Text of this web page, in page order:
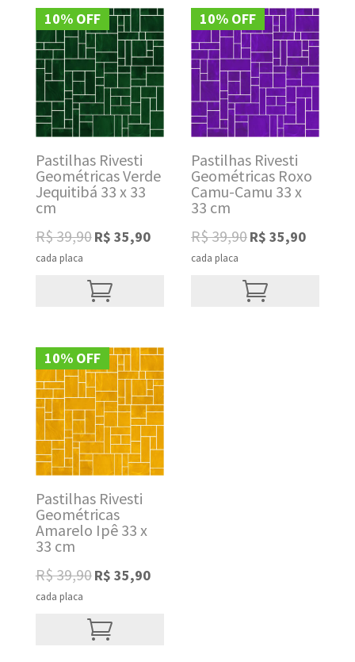
10% OFF
Pastilhas Rivesti
Geométricas Verde
Jequitibá 33 x 33
cm
R$39,90 Original
R$ 39,90.
R$ 35,90Current
cada placa
10% OFF
Pastilhas Rivesti
Geométricas Roxo
Camu-Camu 33 x
33 cm
R$39,90 Original
R$ 39,90.
R$ 35,90
cada placa
10% OFF
Pastilhas Rivesti
Geométricas
Amarelo Ipê 33 x
33 cm
R$39,90 Original
R$ 39,90.
R$ 35,90Current
cada placa